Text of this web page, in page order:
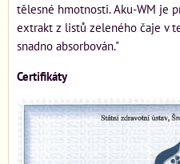
tělesné hmotnosti. Aku-WM je
extrakt z listů zeleného čaje v
snadno absorbován."
Certifikáty